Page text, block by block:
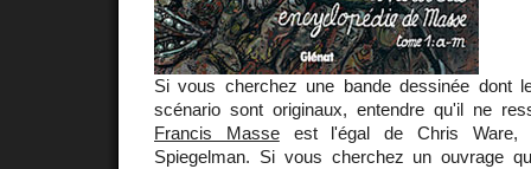
Si vous cherchez une bande dessinée dont
scénario sont originaux, entendre qu'il ne
Francis Masseest l'égal de Chris Ware,
Spiegelman. Si vous cherchez un ouvrage